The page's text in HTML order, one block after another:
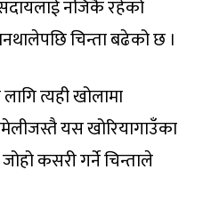
नजिकै रहेको
चिन्ता बढेको छ ।
त्यही खोलामा
यस खोरियागाउँका
कसरी गर्ने चिन्ताले